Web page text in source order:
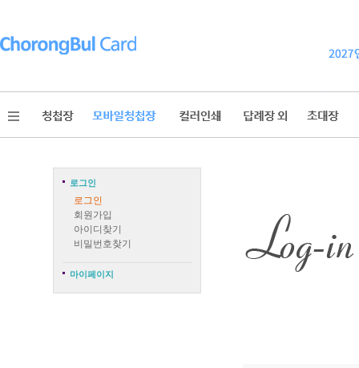
로그인
로그인
회원가입
아이디찾기
비밀번호찾기
마이페이지